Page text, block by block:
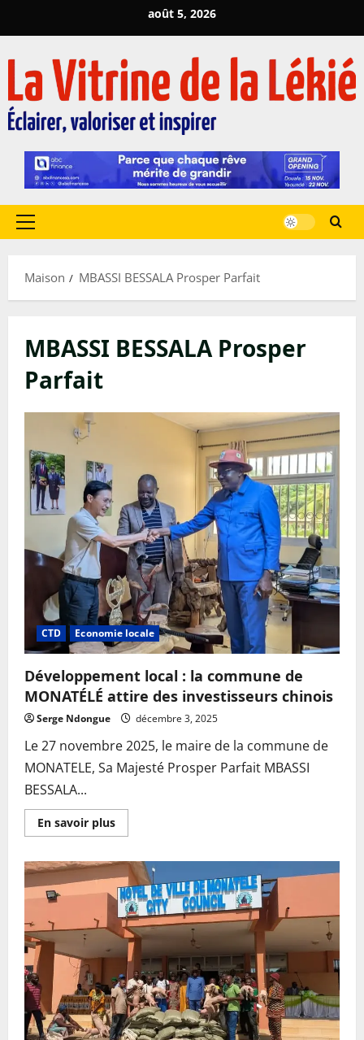
au
août 5, 2026
Menu
Maison
MBASSI BESSALA Prosper Parfait
MBASSI BESSALA Prosper
Parfait
CTD Economie locale
Développement local : la commune de
MONATÉLÉ attire des investisseurs chinois
Serge Ndongue décembre 3, 2025
Le 27 novembre 2025, le maire de la commune de
MONATELE, Sa Majesté Prosper Parfait MBASSI
BESSALA...
En savoir plusEn
savoir
Développement
local
:
la
commune
de
MONATÉLÉ
attire
des
investisseurs
chinois